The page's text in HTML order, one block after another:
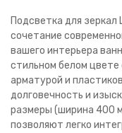
Подсветка для
сочетание
вашего интерьера
стильном белом
арматурой и
долговечность и
размеры (ширина 400
позволяют легко